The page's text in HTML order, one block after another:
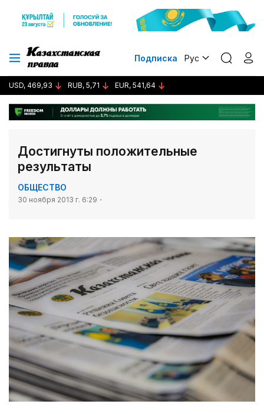
Подписка Рус
USD, 469,93 RUB, 5,71 EUR, 541,64
Достигнуты положительные
результаты
ОБЩЕСТВО
30 ноября 2013 г. 6:29